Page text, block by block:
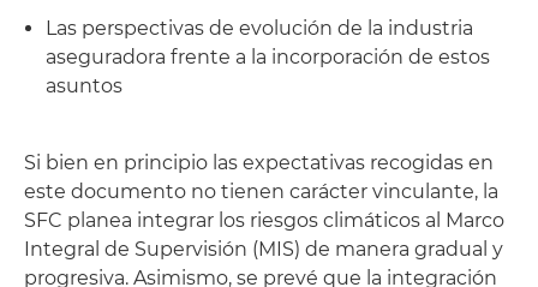
Las perspectivas de evolución de la industria
aseguradora frente a la incorporación de estos
asuntos
Si bien en principio las expectativas recogidas en
este documento no tienen carácter vinculante, la
SFC planea integrar los riesgos climáticos al Marco
Integral de Supervisión (MIS) de manera gradual y
progresiva. Asimismo, se prevé que la integración